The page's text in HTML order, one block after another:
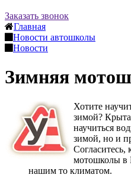
Заказать звонок
Главная
Новости автошколы
Новости
Зимняя
Хотите
зимой?
научиться
зимой, но и
Согласитесь,
мотошколы в
нашим то климатом.